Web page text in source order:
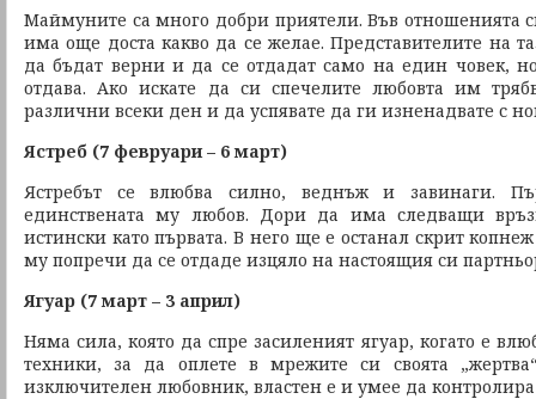
Маймуните са много добри приятели. Във отношенията
има още доста какво да се желае. Представителите на
да бъдат верни и да се отдадат само на един човек,
отдава. Ако искате да си спечелите любовта им
различни всеки ден и да успявате да ги изненадвате с
Ястреб (7 февруари – 6 март)
Ястребът се влюбва силно, веднъж и завинаги.
единствената му любов. Дори да има следващи
истински като първата. В него ще е останал скрит
му попречи да се отдаде изцяло на настоящия си
Ягуар (7 март – 3 април)
Няма сила, която да спре засиленият ягуар, когато е
техники, за да оплете в мрежите си своята
изключителен любовник, властен е и умее да